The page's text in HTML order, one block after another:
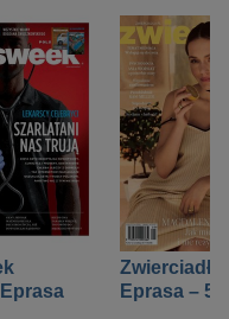
Zwierciadło
Eprasa – 5/